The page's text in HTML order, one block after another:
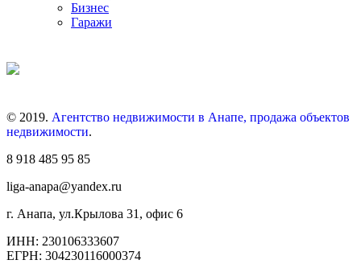
Бизнес
Гаражи
© 2019. Агентство недвижимости в Анапе, продажа объектов
недвижимости.
8 918 485 95 85
liga-anapa@yandex.ru
г. Анапа, ул.Крылова 31, офис 6
ИНН: 230106333607
ЕГРН: 304230116000374